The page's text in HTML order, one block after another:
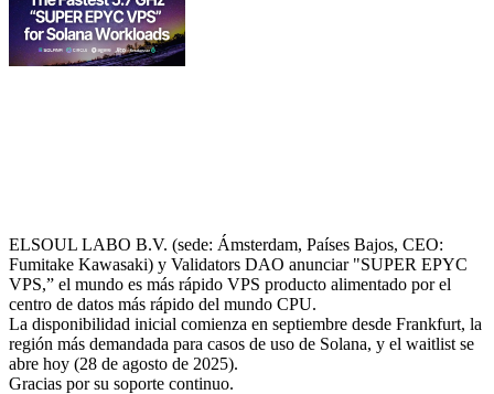
ELSOUL LABO B.V. (sede: Ámsterdam, Países Bajos, CEO:
Fumitake Kawasaki) y Validators DAO anunciar "SUPER EPYC
VPS,” el mundo es más rápido VPS producto alimentado por el
centro de datos más rápido del mundo CPU.
La disponibilidad inicial comienza en septiembre desde Frankfurt, la
región más demandada para casos de uso de Solana, y el waitlist se
abre hoy (28 de agosto de 2025).
Gracias por su soporte continuo.